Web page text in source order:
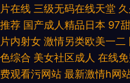
片在线 三级无码在线天堂
推荐 国产成人精品日本 97
片内射女 激情另类欧美一二
色综合 美女社区成人 在线
费观看污网站 最新激情h网